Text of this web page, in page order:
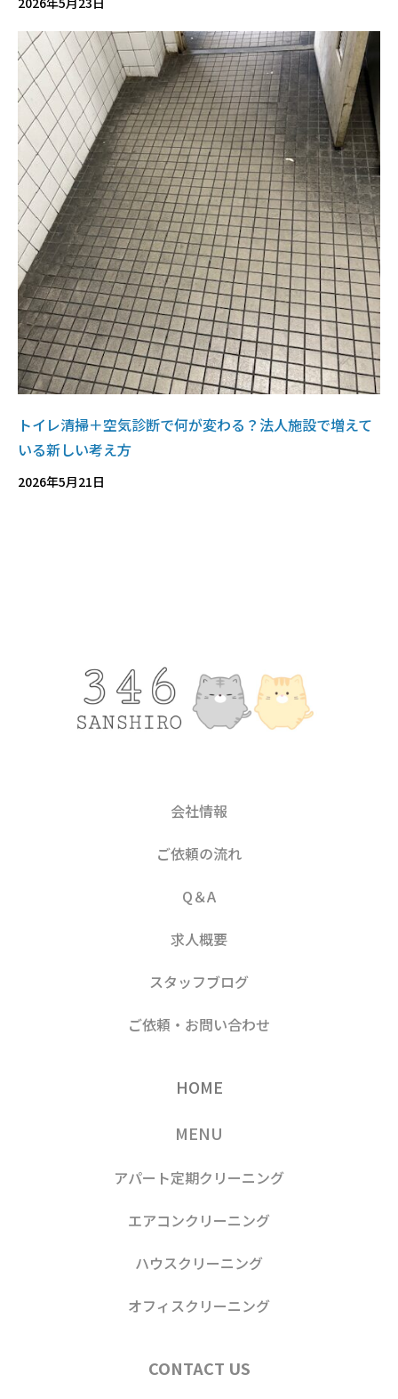
トイレ清掃＋空気診断で何が変わる？法人施設で増えて
いる新しい考え方
2026年5月21日
会社情報
ご依頼の流れ
Q＆A
求人概要
スタッフブログ
ご依頼・お問い合わせ
HOME
MENU
アパート定期クリーニング
エアコンクリーニング
ハウスクリーニング
オフィスクリーニング
CONTACT US